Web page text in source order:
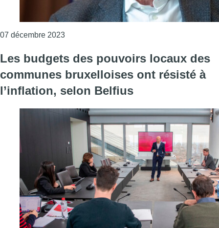
07 décembre 2023Consulter l'article "La Région bruxelloise
Les budgets des pouvoirs locaux des
communes bruxelloises ont résisté à
l’inflation, selon Belfius